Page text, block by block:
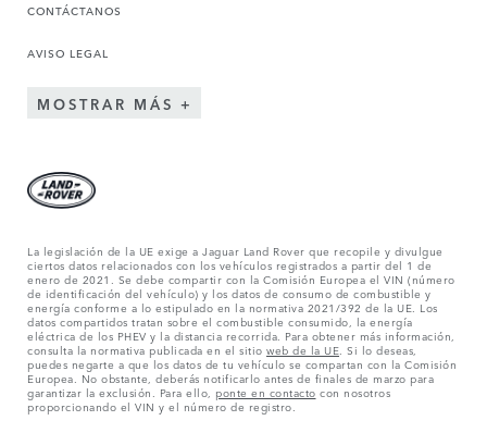
CONTÁCTANOS
AVISO LEGAL
MOSTRAR MÁS
La legislación de la UE exige a Jaguar Land Rover que recopile y divulgue
ciertos datos relacionados con los vehículos registrados a partir del 1 de
enero de 2021. Se debe compartir con la Comisión Europea el VIN (número
de identificación del vehículo) y los datos de consumo de combustible y
energía conforme a lo estipulado en la normativa 2021/392 de la UE. Los
datos compartidos tratan sobre el combustible consumido, la energía
eléctrica de los PHEV y la distancia recorrida. Para obtener más información,
consulta la normativa publicada en el sitio web de la UE . Si lo deseas,
puedes negarte a que los datos de tu vehículo se compartan con la Comisión
Europea. No obstante, deberás notificarlo antes de finales de marzo para
garantizar la exclusión. Para ello, ponte en contacto con nosotros
proporcionando el VIN y el número de registro.